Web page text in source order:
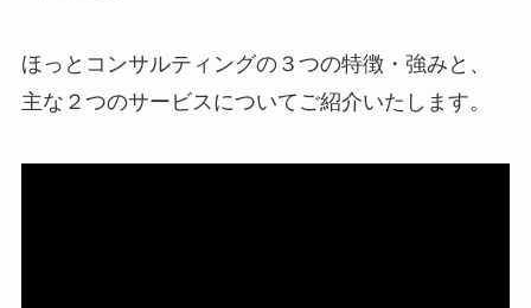
ほっとコンサルティングの３つの特徴・強みと、
主な２つのサービスについてご紹介いたします。